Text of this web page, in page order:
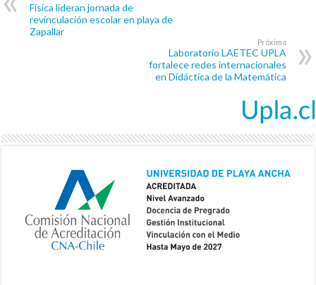
Física lideran jornada de
revinculación escolar en playa de
Zapallar
Próximo
Laboratorio LAETEC UPLA
fortalece redes internacionales
en Didáctica de la Matemática